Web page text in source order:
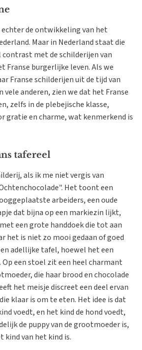
de ontwikkeling van het
Maar in Nederland staat die
met de schilderijen van
Franse burgerlijke leven. Als we
Franse schilderijen uit de tijd van
vele anderen, zien we dat het Franse
zelfs in de plebejische klasse,
gratie en charme, wat kenmerkend is
tafereel
als ik me niet vergis van
Het toont een
arbeiders, een oude
dat bijna op een markiezin lijkt,
een grote handdoek die tot aan
het is niet zo mooi gedaan of goed
adellijke tafel, hoewel het een
Op een stoel zit een heel charmant
die haar brood en chocolade
het meisje discreet een deel ervan
klaar is om te eten. Het idee is dat
voedt, en het kind de hond voedt,
de puppy van de grootmoeder is,
kind van het kind is.